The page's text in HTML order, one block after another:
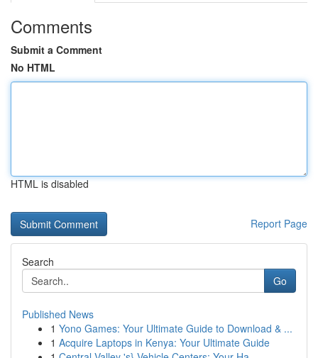
Comments
Submit a Comment
No HTML
HTML is disabled
Report Page
Search
Go
Published News
1 Yono Games: Your Ultimate Guide to Download & ...
1 Acquire Laptops in Kenya: Your Ultimate Guide